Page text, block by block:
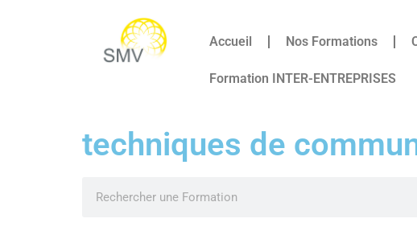
Accueil Nos Formations
Formation INTER-ENTREPRISES
techniques de